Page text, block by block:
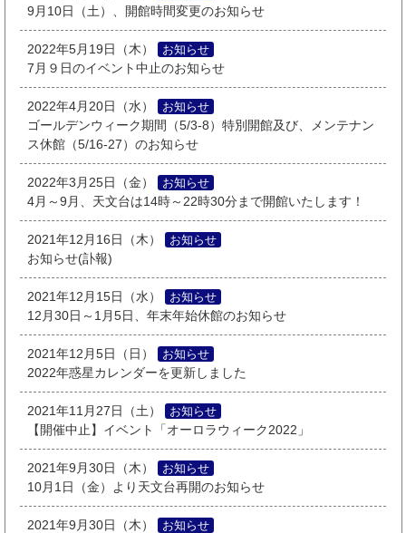
9月10日（土）、開館時間変更のお知らせ
2022年5月19日（木）
お知らせ
7月９日のイベント中止のお知らせ
2022年4月20日（水）
お知らせ
ゴールデンウィーク期間（5/3-8）特別開館及び、メンテナン
ス休館（5/16-27）のお知らせ
2022年3月25日（金）
お知らせ
4月～9月、天文台は14時～22時30分まで開館いたします！
2021年12月16日（木）
お知らせ
お知らせ(訃報)
2021年12月15日（水）
お知らせ
12月30日～1月5日、年末年始休館のお知らせ
2021年12月5日（日）
お知らせ
2022年惑星カレンダーを更新しました
2021年11月27日（土）
お知らせ
【開催中止】イベント「オーロラウィーク2022」
2021年9月30日（木）
お知らせ
10月1日（金）より天文台再開のお知らせ
2021年9月30日（木）
お知らせ